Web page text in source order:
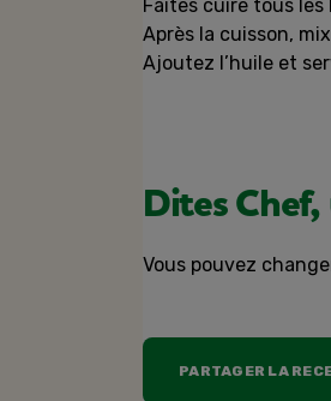
Faites cuire tous les
Après la cuisson,
Ajoutez l’huile et
Dites
Vous pouvez
PARTAGER LA